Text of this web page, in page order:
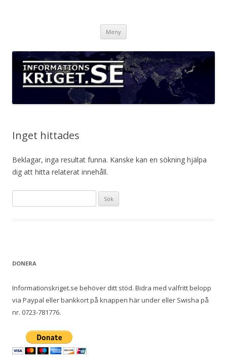
Meny
Inget hittades
Beklagar, inga resultat funna. Kanske kan en sökning hjälpa
dig att hitta relaterat innehåll.
ö
DONERA
Informationskriget.se behöver ditt stöd. Bidra med valfritt belopp
via Paypal eller bankkort på knappen här under eller Swisha på
nr. 0723-781776.